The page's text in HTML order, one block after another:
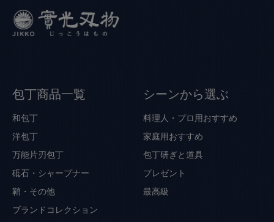
包丁商品一覧
和包丁
洋包丁
万能片刃包丁
砥石・シャープナー
鞘・その他
ブランドコレクション
シーンから選ぶ
料理人・プロ用おすすめ
家庭用おすすめ
包丁研ぎと道具
プレゼント
最高級